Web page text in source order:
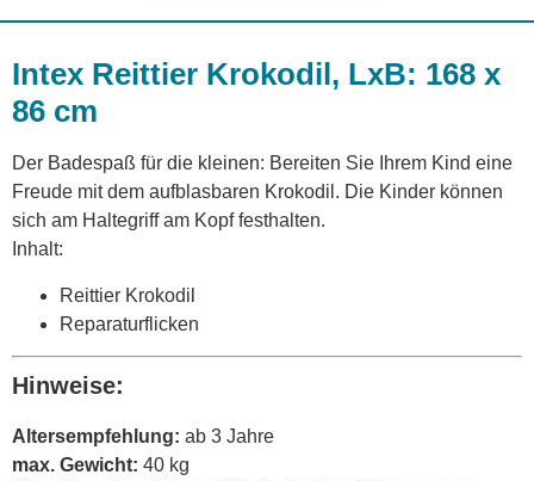
Intex Reittier Krokodil, LxB: 168 x
86 cm
Der Badespaß für die kleinen: Bereiten Sie Ihrem Kind eine
Freude mit dem aufblasbaren Krokodil. Die Kinder können
sich am Haltegriff am Kopf festhalten.
Inhalt:
Reittier Krokodil
Reparaturflicken
Hinweise:
Altersempfehlung: ab 3 Jahre
max. Gewicht: 40 kg